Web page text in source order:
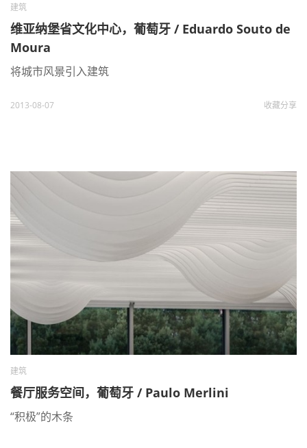
建筑
维亚纳堡省文化中心，葡萄牙 / Eduardo Souto de
Moura
将城市风景引入建筑
2013-08-07 收藏分享
建筑
餐厅服务空间，葡萄牙 / Paulo Merlini
“积极”的木条